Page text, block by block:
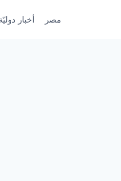
مصر أخبار